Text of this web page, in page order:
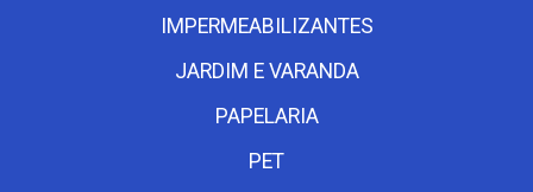
IMPERMEABILIZANTES
JARDIM E VARANDA
PAPELARIA
PET